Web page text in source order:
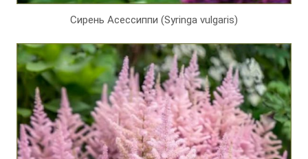
Сирень Асессиппи (Syringa vulgaris)